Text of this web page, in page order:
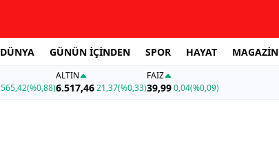
DÜNYA GÜNÜN İÇİNDEN SPOR HAYAT MAGAZİN
565,42(%0,88)
ALTIN
6.517,4621,37(%0,33)
FAİZ
39,990,04(%0,09)